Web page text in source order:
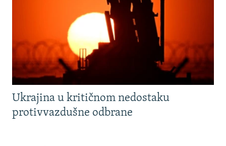
Ukrajina u kritičnom nedostaku
protivvazdušne odbrane